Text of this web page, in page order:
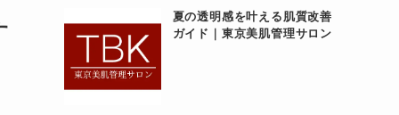
夏の透明感を叶える肌質改善
ガイド｜東京美肌管理サロン